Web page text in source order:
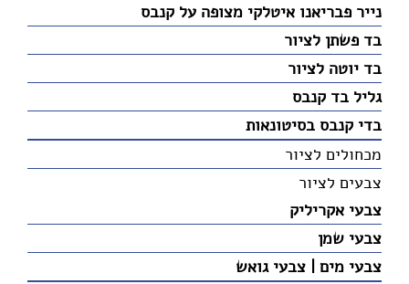
נייר פבריאנו איטלקי מצופה על קנבס
בד פשתן לציור
בד יוטה לציור
גליל בד קנבס
בדי קנבס בסיטונאות
מכחולים לציור
צבעים לציור
צבעי אקריליק
צבעי שמן
צבעי מים | צבעי גואש